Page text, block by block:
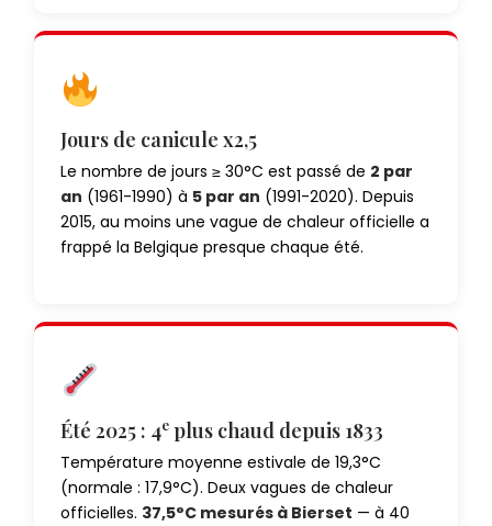
Jours de canicule x2,5
Le nombre de jours ≥ 30°C est passé de 2 par
an (1961-1990) à 5 par an (1991-2020). Depuis
2015, au moins une vague de chaleur officielle a
frappé la Belgique presque chaque été.
Été 2025 : 4e plus chaud depuis 1833
Température moyenne estivale de 19,3°C
(normale : 17,9°C). Deux vagues de chaleur
officielles. 37,5°C mesurés à Bierset — à 40